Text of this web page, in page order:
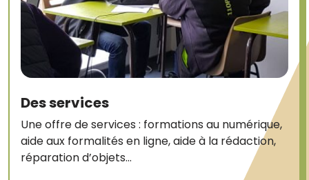
Des services
Une offre de services : formations au numérique,
aide aux formalités en ligne, aide à la rédaction,
réparation d’objets…